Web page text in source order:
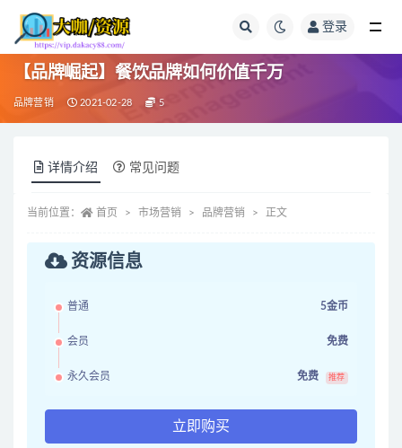
登录
【品牌崛起】餐饮品牌如何价值千万
品牌营销 2021-02-28 5
详情介绍 常见问题
当前位置： 首页 市场营销 品牌营销 正文
资源信息
普通 5金币
会员 免费
永久会员 免费 推荐
立即购买
全部